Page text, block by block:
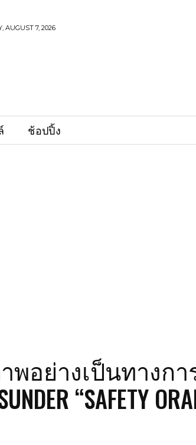
AUGUST 7, 2026
ช้อปปิ้ง
พอย่างเป็นทางการ
“SAFETY